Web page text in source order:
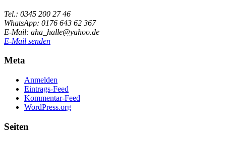
Tel.: 0345 200 27 46
WhatsApp: 0176 643 62 367
E-Mail: aha_halle@yahoo.de
E-Mail senden
Meta
Anmelden
Eintrags-Feed
Kommentar-Feed
WordPress.org
Seiten